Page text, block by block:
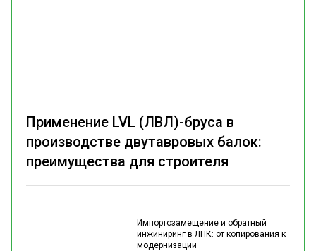
Импортозамещение и обратный
инжиниринг в ЛПК: от копирования к
модернизации
Применение LVL (ЛВЛ)-бруса в
производстве двутавровых балок:
преимущества для строителя